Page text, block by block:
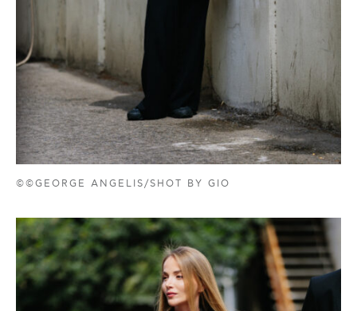
©©GEORGE ANGELIS/SHOT BY GIO